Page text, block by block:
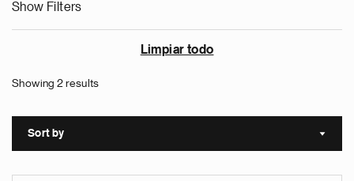
Show Filters
Limpiar todo
Showing 2 results
Sort by Sort